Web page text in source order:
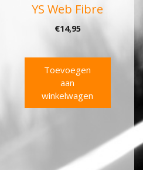
YS Web Fibre
€14,95
Toevoegen
aan
winkelwagen